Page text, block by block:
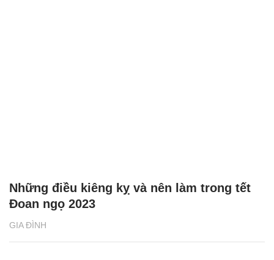
GIA ĐÌNH
Những điều kiêng kỵ và nên làm trong tết
Đoan ngọ 2023